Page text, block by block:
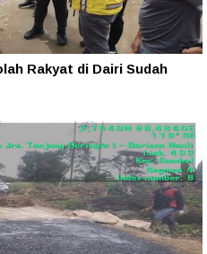
Rakyat di Dairi Sudah